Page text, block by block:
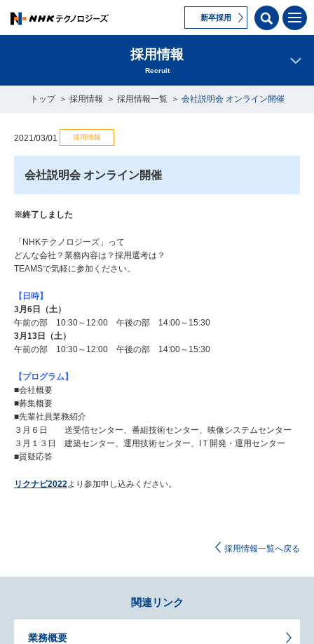
新卒採用
採用情報
Recruit
トップ 採用情報 採用情報一覧 会社説明会 オンライン開催
2021/03/01 採用情報
会社説明会 オンライン開催
※終了しました
「NHKテクノロジーズ」って
どんな会社？業務内容は？採用選考は？
TEAMSで気軽に参加ください。
【日時】
3月6日（土）
午前の部 10:30～12:00 午後の部 14:00～15:30
3月13日（土）
午前の部 10:30～12:00 午後の部 14:00～15:30
【プログラム】
■会社概要
■募集概要
■先輩社員業務紹介
３月６日 送受信センター、番組技術センター、映像システムセンター
３月１３日 建築センター、運用技術センター、IＴ開発・運用センター
■質疑応答
リクナビ2022より参加申し込みください。
採用情報一覧へ戻る
関連リンク
業務概要